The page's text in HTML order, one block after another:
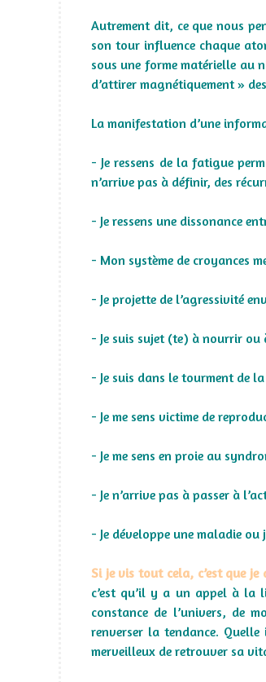
Autrement dit, ce que nous
son tour influence chaque
sous une forme matérielle au
d’attirer magnétiquement »
La manifestation d’une
- Je ressens de la fatigue
n’arrive pas à définir, des
- Je ressens une dissonance
- Mon système de croyances
- Je projette de l’agressivité
- Je suis sujet (te) à nourrir
- Je suis dans le tourment de
- Je me sens victime de
- Je me sens en proie au
- Je n’arrive pas à passer à
- Je développe une maladie ou
Si je vis tout cela, c’est que
c’est qu’il y a un appel à la
constance de l’univers, de
renverser la tendance.
merveilleux de retrouver sa